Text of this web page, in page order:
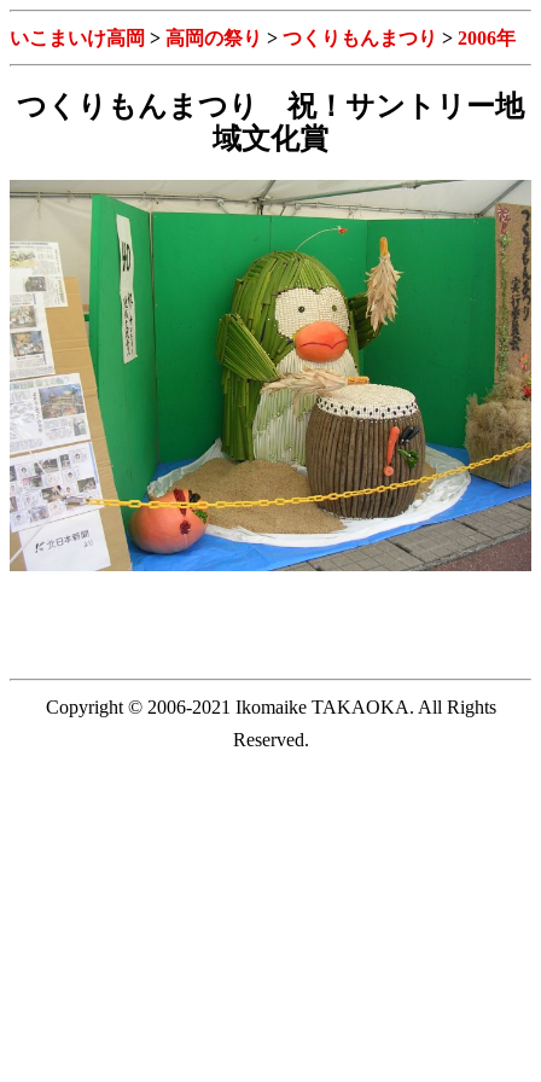
いこまいけ高岡 > 高岡の祭り > つくりもんまつり > 2006年
つくりもんまつり 祝！サントリー地
域文化賞
Copyright © 2006-2021 Ikomaike TAKAOKA. All Rights
Reserved.